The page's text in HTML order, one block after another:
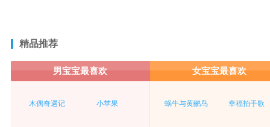
精品推荐
男宝宝最喜欢 女宝宝最喜欢
木偶奇遇记 小苹果 蜗牛与黄鹂鸟 幸福拍手歌